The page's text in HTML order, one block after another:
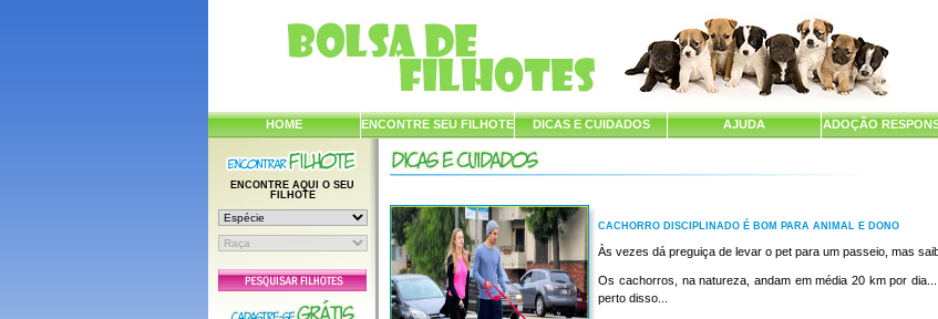
HOME ENCONTRE SEU FILHOTE DICAS E CUIDADOS AJUDA ADOÇÃO
ENCONTRE AQUI O SEU
FILHOTE
CACHORRO DISCIPLINADO É BOM PARA ANIMAL E DONO
Às vezes dá preguiça de levar o pet para um passeio, mas
Os cachorros, na natureza, andam em média 20 km por
perto disso...